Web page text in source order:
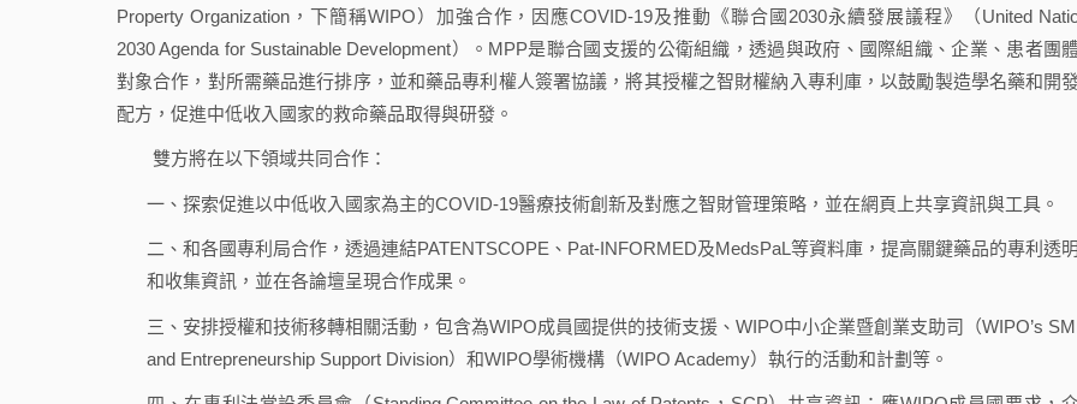
Property Organization，下簡稱WIPO）加強合作，因應COVID-19及推動《聯合國2030永續發展議程》（United
2030 Agenda for Sustainable Development）。MPP是聯合國支援的公衛組織，透過與政府、國際組織、企業、患者團
對象合作，對所需藥品進行排序，並和藥品專利權人簽署協議，將其授權之智財權納入專利庫，以鼓勵製造學名藥和開
配方，促進中低收入國家的救命藥品取得與研發。
雙方將在以下領域共同合作：
一、探索促進以中低收入國家為主的COVID-19醫療技術創新及對應之智財管理策略，並在網頁上共享資訊與工具。
二、和各國專利局合作，透過連結PATENTSCOPE、Pat-INFORMED及MedsPaL等資料庫，提高關鍵藥品的專利透
和收集資訊，並在各論壇呈現合作成果。
三、安排授權和技術移轉相關活動，包含為WIPO成員國提供的技術支援、WIPO中小企業暨創業支助司（WIPO’s
and Entrepreneurship Support Division）和WIPO學術機構（WIPO Academy）執行的活動和計劃等。